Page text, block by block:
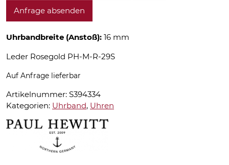
Anfrage absenden
Uhrbandbreite (Anstoß): 16 mm
Leder Rosegold PH-M-R-29S
Auf Anfrage lieferbar
Artikelnummer: S394334
Kategorien: Uhrband, Uhren